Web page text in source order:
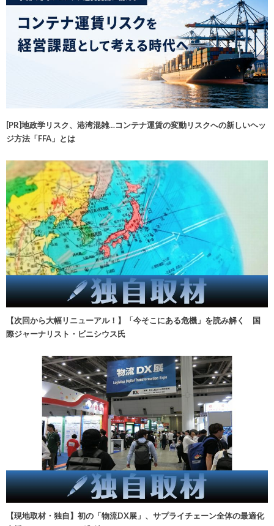
[PR]地政学リスク、港湾混雑…コンテナ運賃の変動リスクへの新しいヘッ
ジ方法「FFA」とは
【次回から大幅リニューアル！】「今そこにある危機」を読み解く 国
際ジャーナリスト・ビニシウス氏
【現地取材・独自】初の「物流DX展」、サプライチェーン全体の最適化